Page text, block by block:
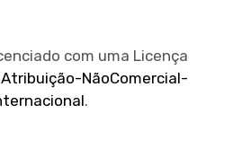
com uma Licença
NãoComercial-
.